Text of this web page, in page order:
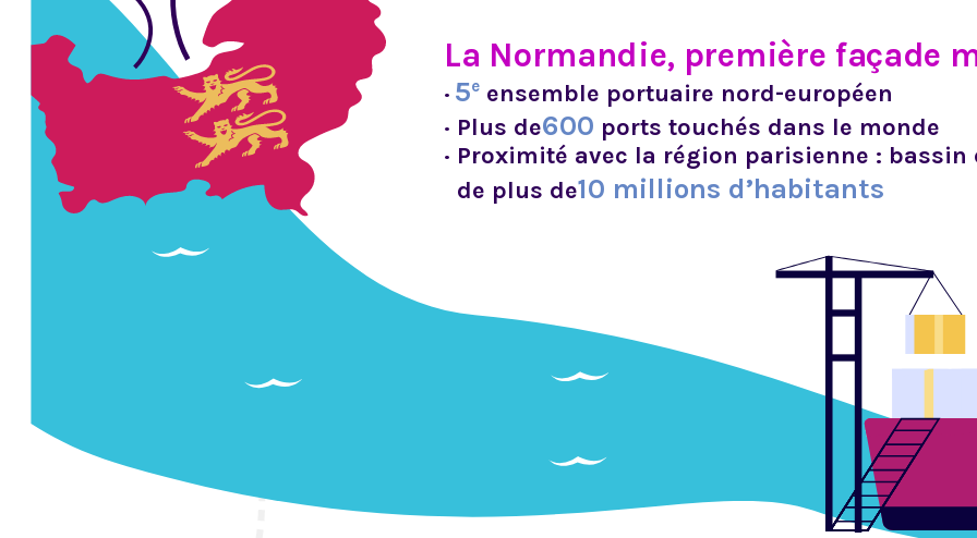
La Normandie, première façade
·5e ensemble portuaire nord-européen
· Plus de600 ports touchés dans le monde
· Proximité avec la région parisienne :
  de plus de
10 millions d’habitants